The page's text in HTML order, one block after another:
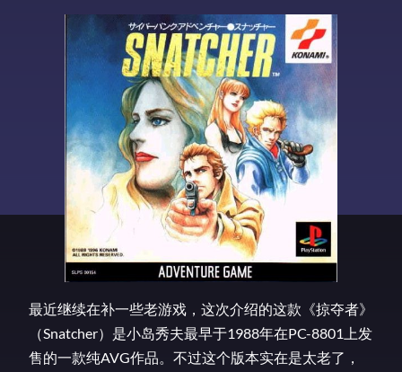
最近继续在补一些老游戏，这次介绍的这款《掠夺者》
（Snatcher）是小岛秀夫最早于1988年在PC-8801上发
售的一款纯AVG作品。不过这个版本实在是太老了，